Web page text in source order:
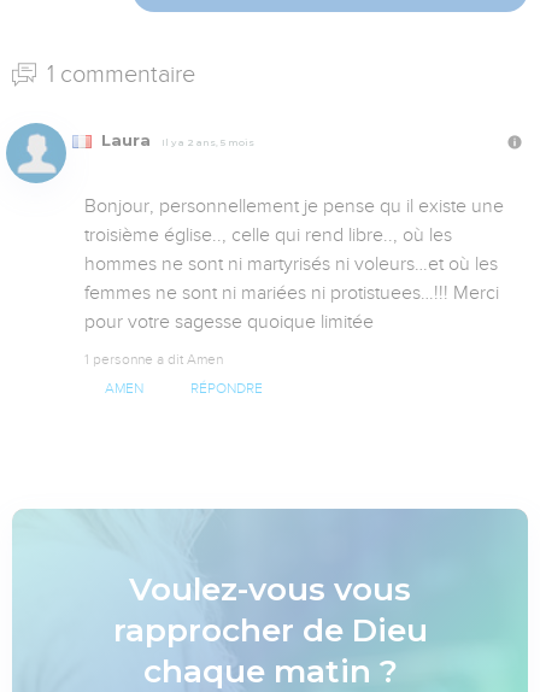
1 commentaire
Laura Il y a 2 ans, 5 mois
Bonjour, personnellement je pense qu il existe une
troisième église.., celle qui rend libre.., où les
hommes ne sont ni martyrisés ni voleurs…et où les
femmes ne sont ni mariées ni protistuees…!!! Merci
pour votre sagesse quoique limitée
1 personne a dit Amen
AMEN RÉPONDRE
Voulez-vous vous
rapprocher de Dieu
chaque matin ?